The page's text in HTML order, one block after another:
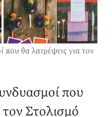
θα λατρέψεις για τον
που
τον Στολισμό